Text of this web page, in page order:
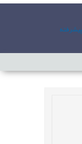
پیشرفته